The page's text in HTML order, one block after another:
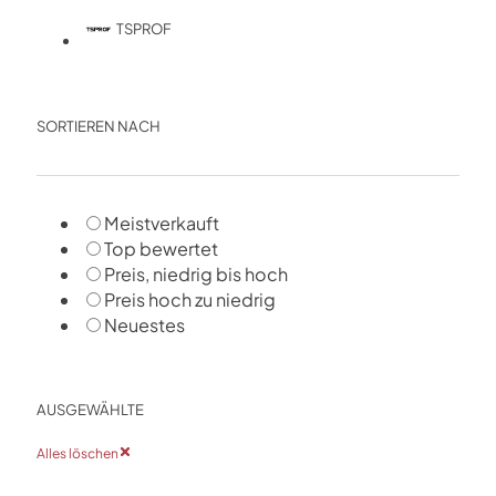
TSPROF
SORTIEREN NACH
Meistverkauft
Top bewertet
Preis, niedrig bis hoch
Preis hoch zu niedrig
Neuestes
AUSGEWÄHLTE
Alles löschen